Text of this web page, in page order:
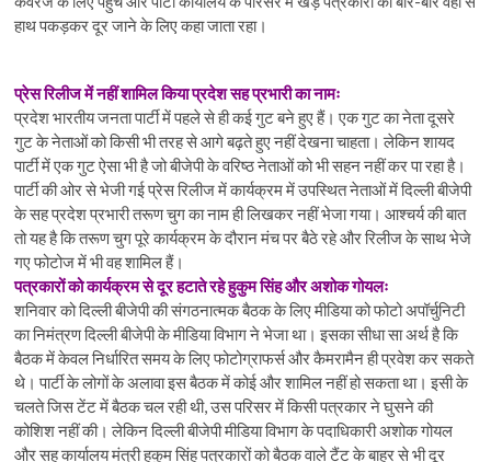
हाथ पकड़कर दूर जाने के लिए कहा जाता रहा।
प्रेस रिलीज में नहीं शामिल किया प्रदेश सह प्रभारी का नामः
प्रदेश भारतीय जनता पार्टी में पहले से ही कई गुट बने हुए हैं। एक गुट का नेता दूसरे
गुट के नेताओं को किसी भी तरह से आगे बढ़ते हुए नहीं देखना चाहता। लेकिन शायद
पार्टी में एक गुट ऐसा भी है जो बीजेपी के वरिष्ठ नेताओं को भी सहन नहीं कर पा रहा है।
पार्टी की ओर से भेजी गई प्रेस रिलीज में कार्यक्रम में उपस्थित नेताओं में दिल्ली बीजेपी
के सह प्रदेश प्रभारी तरूण चुग का नाम ही लिखकर नहीं भेजा गया। आश्चर्य की बात
तो यह है कि तरूण चुग पूरे कार्यक्रम के दौरान मंच पर बैठे रहे और रिलीज के साथ भेजे
गए फोटोज में भी वह शामिल हैं।
पत्रकारों को कार्यक्रम से दूर हटाते रहे हुकुम सिंह और अशोक गोयलः
शनिवार को दिल्ली बीजेपी की संगठनात्मक बैठक के लिए मीडिया को फोटो अपॉर्चुनिटी
का निमंत्रण दिल्ली बीजेपी के मीडिया विभाग ने भेजा था। इसका सीधा सा अर्थ है कि
बैठक में केवल निर्धारित समय के लिए फोटोग्राफर्स और कैमरामैन ही प्रवेश कर सकते
थे। पार्टी के लोगों के अलावा इस बैठक में कोई और शामिल नहीं हो सकता था। इसी के
चलते जिस टेंट में बैठक चल रही थी, उस परिसर में किसी पत्रकार ने घुसने की
कोशिश नहीं की। लेकिन दिल्ली बीजेपी मीडिया विभाग के पदाधिकारी अशोक गोयल
और सह कार्यालय मंत्री हुकुम सिंह पत्रकारों को बैठक वाले टैंट के बाहर से भी दूर